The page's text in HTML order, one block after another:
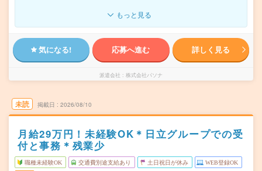
もっと見る
気になる! 応募へ進む 詳しく見る
派遣会社 株式会社パソナ
未読 掲載日 2026/08/10
月給29万円！未経験OK＊日立グループでの受
付と事務＊残業少
職種未経験OK 交通費別途支給あり 土日祝日が休み WEB登録OK